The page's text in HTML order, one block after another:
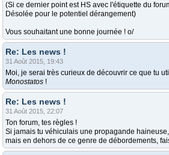
(Si ce dernier point est HS avec l'étiquette du
Désolée pour le potentiel dérangement)
Vous souhaitant une bonne journée ! o/
Re: Les news !
31 Août 2015, 19:43
Moi, je serai très curieux de découvrir ce que tu
Monostatos !
Re: Les news !
31 Août 2015, 22:07
Ton forum, tes règles !
Si jamais tu véhiculais une propagande
mais en dehors de ce genre de débordements,